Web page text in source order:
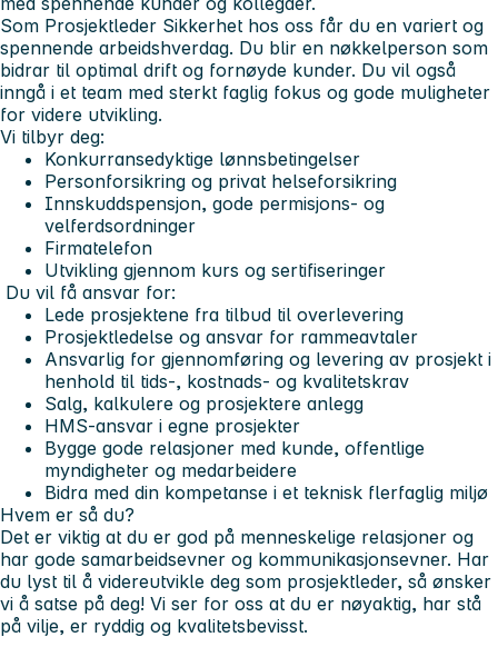
Som Prosjektleder Sikkerhet hos oss får du en variert og
spennende arbeidshverdag. Du blir en nøkkelperson som
bidrar til optimal drift og fornøyde kunder. Du vil også
inngå i et team med sterkt faglig fokus og gode muligheter
for videre utvikling.
Vi tilbyr deg:
Konkurransedyktige lønnsbetingelser
Personforsikring og privat helseforsikring
Innskuddspensjon, gode permisjons- og
velferdsordninger
Firmatelefon
Utvikling gjennom kurs og sertifiseringer
Du vil få ansvar for:
Lede prosjektene fra tilbud til overlevering
Prosjektledelse og ansvar for rammeavtaler
Ansvarlig for gjennomføring og levering av prosjekt i
henhold til tids-, kostnads- og kvalitetskrav
Salg, kalkulere og prosjektere anlegg
HMS-ansvar i egne prosjekter
Bygge gode relasjoner med kunde, offentlige
myndigheter og medarbeidere
Bidra med din kompetanse i et teknisk flerfaglig miljø
Hvem er så du?
Det er viktig at du er god på menneskelige relasjoner og
har gode samarbeidsevner og kommunikasjonsevner. Har
du lyst til å videreutvikle deg som prosjektleder, så ønsker
vi å satse på deg! Vi ser for oss at du er nøyaktig, har stå
på vilje, er ryddig og kvalitetsbevisst.